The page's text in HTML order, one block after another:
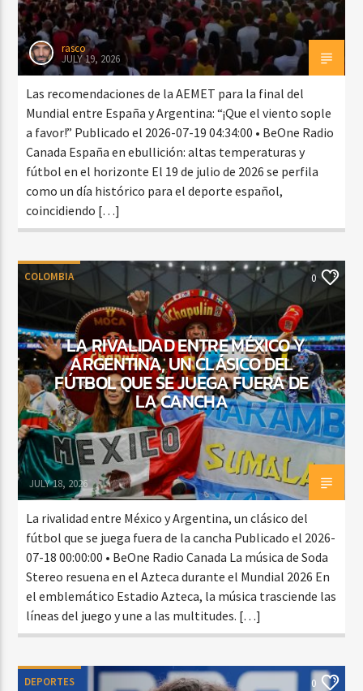
rasco
JULY 19, 2026
Las recomendaciones de la AEMET para la final del
Mundial entre España y Argentina: “¡Que el viento sople
a favor!” Publicado el 2026-07-19 04:34:00 • BeOne Radio
Canada España en ebullición: altas temperaturas y
fútbol en el horizonte El 19 de julio de 2026 se perfila
como un día histórico para el deporte español,
coincidiendo […]
COLOMBIA 0
LA RIVALIDAD ENTRE MÉXICO Y
ARGENTINA, UN CLÁSICO DEL
FÚTBOL QUE SE JUEGA FUERA DE
LA CANCHA
JULY 18, 2026
La rivalidad entre México y Argentina, un clásico del
fútbol que se juega fuera de la cancha Publicado el 2026-
07-18 00:00:00 • BeOne Radio Canada La música de Soda
Stereo resuena en el Azteca durante el Mundial 2026 En
el emblemático Estadio Azteca, la música trasciende las
líneas del juego y une a las multitudes. […]
DEPORTES 0